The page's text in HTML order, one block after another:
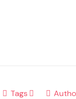
Tags